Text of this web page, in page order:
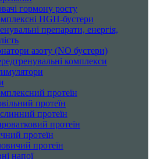
гормону росту
HGH-бустери
препарати, енергія,
азоту (NO бустери)
комплекси
протеїн
протеїн
протеїн
протеїн
протеїн
протеїн
напої